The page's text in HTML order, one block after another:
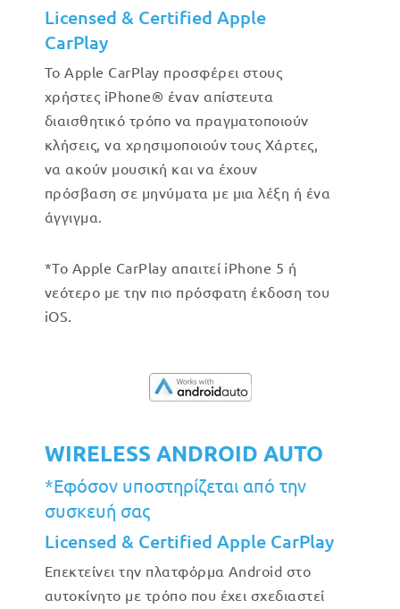
Licensed & Certified Apple
CarPlay
Το Apple CarPlay προσφέρει στους
χρήστες iPhone® έναν απίστευτα
διαισθητικό τρόπο να πραγματοποιούν
κλήσεις, να χρησιμοποιούν τους Χάρτες,
να ακούν μουσική και να έχουν
πρόσβαση σε μηνύματα με μια λέξη ή ένα
άγγιγμα.
*Το Apple CarPlay απαιτεί iPhone 5 ή
νεότερο με την πιο πρόσφατη έκδοση του
iOS.
WIRELESS ANDROID AUTO
*Εφόσον υποστηρίζεται από την
συσκευή σας
Licensed & Certified Apple CarPlay
Επεκτείνει την πλατφόρμα Android στο
αυτοκίνητο με τρόπο που έχει σχεδιαστεί